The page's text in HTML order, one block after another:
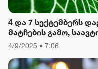
4 და 7 სექტემბერს
მატჩების გამო,
შეიზღუდება
4/9/2025 • 7:06